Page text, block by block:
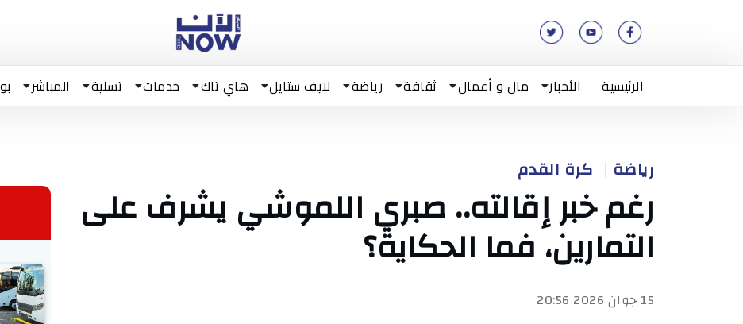
الرئيسية الأخبار مال و أعمال ثقافة رياضة لايف ستايل هاي تاك خدمات تسلية المباشر
رياضة كرة القدم
رغم خبر إقالته.. صبري اللموشي يشرف على
التمارين، فما الحكاية؟
15 جوان 2026 20:56